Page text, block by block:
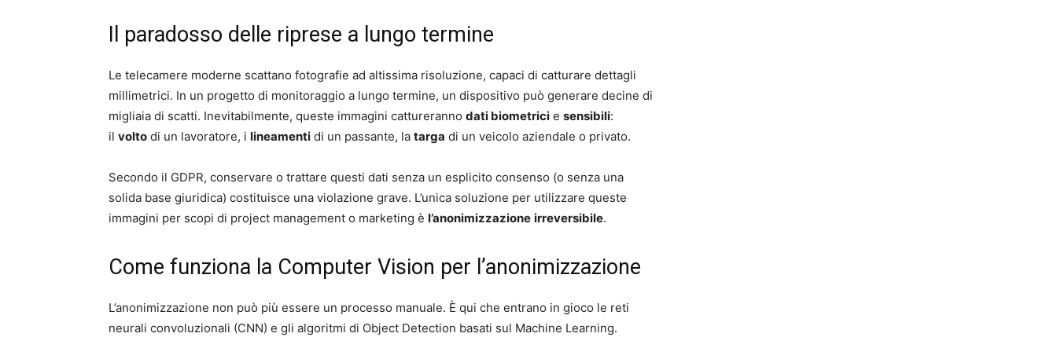
Il paradosso delle riprese a lungo termine
Le telecamere moderne scattano fotografie ad altissima risoluzione, capaci di catturare dettagli
millimetrici. In un progetto di monitoraggio a lungo termine, un dispositivo può generare decine di
migliaia di scatti. Inevitabilmente, queste immagini cattureranno dati biometrici e sensibili:
il volto di un lavoratore, i lineamenti di un passante, la targa di un veicolo aziendale o privato.
Secondo il GDPR, conservare o trattare questi dati senza un esplicito consenso (o senza una
solida base giuridica) costituisce una violazione grave. L’unica soluzione per utilizzare queste
immagini per scopi di project management o marketing è l’anonimizzazione irreversibile.
Come funziona la Computer Vision per l’anonimizzazione
L’anonimizzazione non può più essere un processo manuale. È qui che entrano in gioco le reti
neurali convoluzionali (CNN) e gli algoritmi di Object Detection basati sul Machine Learning.